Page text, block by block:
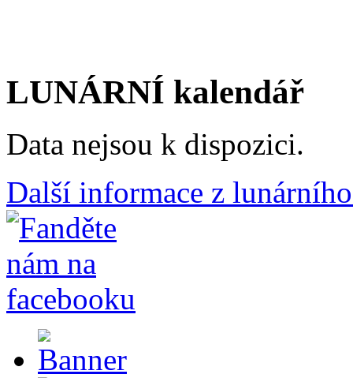
LUNÁRNÍ kalendář
Data nejsou k dispozici.
Další informace z